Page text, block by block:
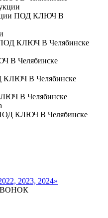
ПОД КЛЮЧ В
КЛЮЧ В Челябинске
В Челябинске
В Челябинске
В Челябинске
КЛЮЧ В Челябинске
2023, 2024»